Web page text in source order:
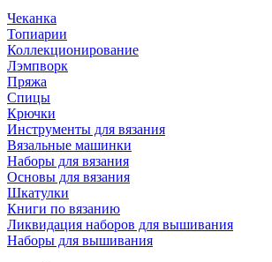
Чеканка
Топиарии
Коллекционирование
Лэмпворк
Пряжа
Спицы
Крючки
Инструменты для вязания
Вязальные машинки
Наборы для вязания
Основы для вязания
Шкатулки
Книги по вязанию
Ликвидация наборов для вышивания
Наборы для вышивания